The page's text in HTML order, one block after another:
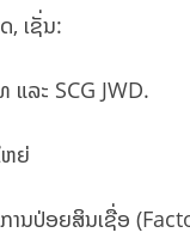
, ເຊັ່ນ:
ລະ SCG JWD.
ຫຍ່
ອຍສິນເຊື່ອ